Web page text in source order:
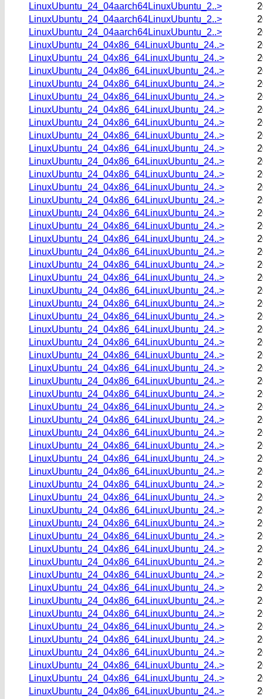
LinuxUbuntu_24_04aarch64LinuxUbuntu_2..>
LinuxUbuntu_24_04aarch64LinuxUbuntu_2..>
LinuxUbuntu_24_04aarch64LinuxUbuntu_2..>
LinuxUbuntu_24_04x86_64LinuxUbuntu_24..>
LinuxUbuntu_24_04x86_64LinuxUbuntu_24..>
LinuxUbuntu_24_04x86_64LinuxUbuntu_24..>
LinuxUbuntu_24_04x86_64LinuxUbuntu_24..>
LinuxUbuntu_24_04x86_64LinuxUbuntu_24..>
LinuxUbuntu_24_04x86_64LinuxUbuntu_24..>
LinuxUbuntu_24_04x86_64LinuxUbuntu_24..>
LinuxUbuntu_24_04x86_64LinuxUbuntu_24..>
LinuxUbuntu_24_04x86_64LinuxUbuntu_24..>
LinuxUbuntu_24_04x86_64LinuxUbuntu_24..>
LinuxUbuntu_24_04x86_64LinuxUbuntu_24..>
LinuxUbuntu_24_04x86_64LinuxUbuntu_24..>
LinuxUbuntu_24_04x86_64LinuxUbuntu_24..>
LinuxUbuntu_24_04x86_64LinuxUbuntu_24..>
LinuxUbuntu_24_04x86_64LinuxUbuntu_24..>
LinuxUbuntu_24_04x86_64LinuxUbuntu_24..>
LinuxUbuntu_24_04x86_64LinuxUbuntu_24..>
LinuxUbuntu_24_04x86_64LinuxUbuntu_24..>
LinuxUbuntu_24_04x86_64LinuxUbuntu_24..>
LinuxUbuntu_24_04x86_64LinuxUbuntu_24..>
LinuxUbuntu_24_04x86_64LinuxUbuntu_24..>
LinuxUbuntu_24_04x86_64LinuxUbuntu_24..>
LinuxUbuntu_24_04x86_64LinuxUbuntu_24..>
LinuxUbuntu_24_04x86_64LinuxUbuntu_24..>
LinuxUbuntu_24_04x86_64LinuxUbuntu_24..>
LinuxUbuntu_24_04x86_64LinuxUbuntu_24..>
LinuxUbuntu_24_04x86_64LinuxUbuntu_24..>
LinuxUbuntu_24_04x86_64LinuxUbuntu_24..>
LinuxUbuntu_24_04x86_64LinuxUbuntu_24..>
LinuxUbuntu_24_04x86_64LinuxUbuntu_24..>
LinuxUbuntu_24_04x86_64LinuxUbuntu_24..>
LinuxUbuntu_24_04x86_64LinuxUbuntu_24..>
LinuxUbuntu_24_04x86_64LinuxUbuntu_24..>
LinuxUbuntu_24_04x86_64LinuxUbuntu_24..>
LinuxUbuntu_24_04x86_64LinuxUbuntu_24..>
LinuxUbuntu_24_04x86_64LinuxUbuntu_24..>
LinuxUbuntu_24_04x86_64LinuxUbuntu_24..>
LinuxUbuntu_24_04x86_64LinuxUbuntu_24..>
LinuxUbuntu_24_04x86_64LinuxUbuntu_24..>
LinuxUbuntu_24_04x86_64LinuxUbuntu_24..>
LinuxUbuntu_24_04x86_64LinuxUbuntu_24..>
LinuxUbuntu_24_04x86_64LinuxUbuntu_24..>
LinuxUbuntu_24_04x86_64LinuxUbuntu_24..>
LinuxUbuntu_24_04x86_64LinuxUbuntu_24..>
LinuxUbuntu_24_04x86_64LinuxUbuntu_24..>
LinuxUbuntu_24_04x86_64LinuxUbuntu_24..>
LinuxUbuntu_24_04x86_64LinuxUbuntu_24..>
LinuxUbuntu_24_04x86_64LinuxUbuntu_24..>
LinuxUbuntu_24_04x86_64LinuxUbuntu_24..>
LinuxUbuntu_24_04x86_64LinuxUbuntu_24..>
LinuxUbuntu_24_04x86_64LinuxUbuntu_24..>